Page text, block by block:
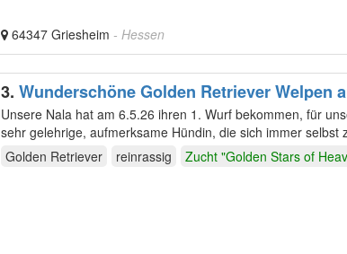
64347 Griesheim - Hessen
3. Wunderschöne Golden Retriever Welpen
Unsere Nala hat am 6.5.26 ihren 1. Wurf bekommen, für
sehr gelehrige, aufmerksame Hündin, die sich immer selbst
und…
Golden Retriever reinrassig Zucht "Golden Stars of